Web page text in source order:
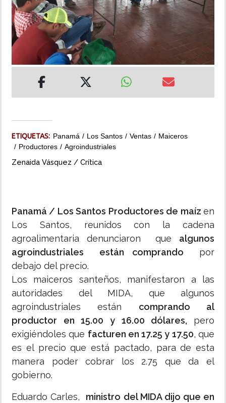
INSÓLITAS
MULTIMEDIA
IMPRESO
ETIQUETAS: Panamá Los Santos Ventas
Maiceros
Productores
Agroindustriales
Zenaida Vásquez / Crítica
Panamá / Los Santos Productores de maíz en
Los Santos, reunidos con la cadena
agroalimentaria denunciaron que algunos
agroindustriales están comprando por
debajo del precio.
Los maiceros santeños, manifestaron a las
autoridades del MIDA, que algunos
agroindustriales están comprando al
productor en 15.00 y 16.00 dólares, pero
exigiéndoles que facturen en 17.25 y 17.50, que
es el precio que está pactado, para de esta
manera poder cobrar los 2.75 que da el
gobierno.
Eduardo Carles, ministro del MIDA dijo que en